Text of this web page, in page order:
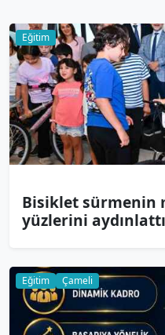
Eğitim
Bisiklet sürmenin
yüzlerini aydınlattı
Eğitim Çameli